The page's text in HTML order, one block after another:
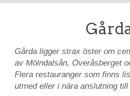
Gårda ligger strax öster om
av Mölndalsån, Överåsberget
Flera restauranger som finns
utmed eller i nära anslutning